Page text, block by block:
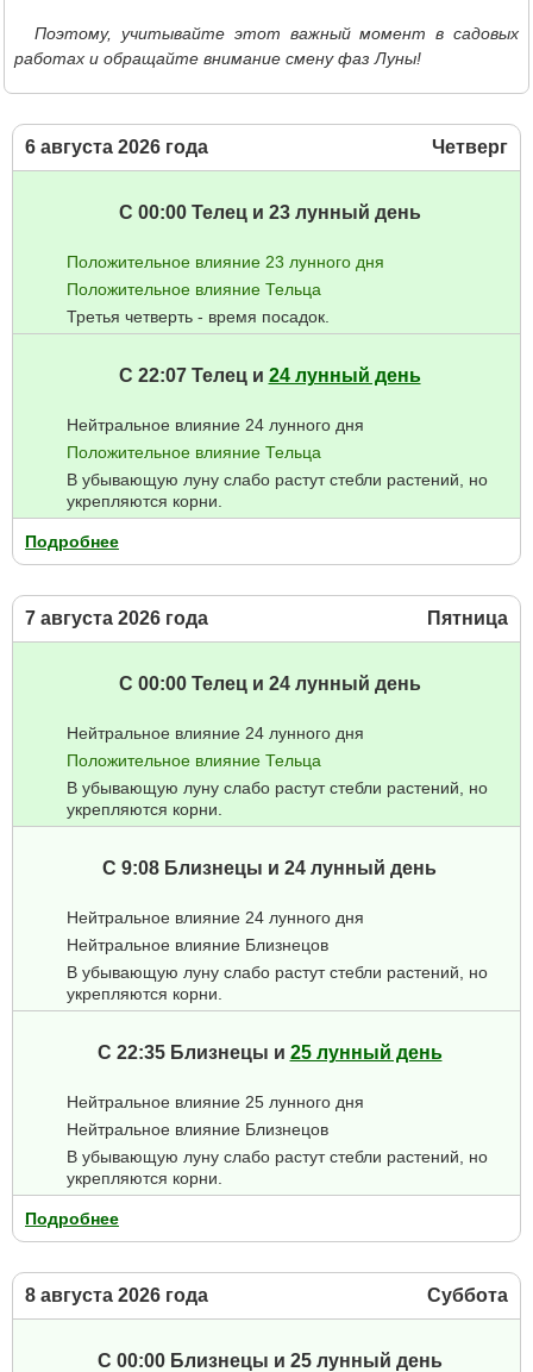
Поэтому, учитывайте этот важный момент в садовых
работах и обращайте внимание смену фаз Луны!
Четверг
6 августа 2026 года
С 00:00 Телец и 23 лунный день
Положительное влияние 23 лунного дня
Положительное влияние Тельца
Третья четверть - время посадок.
С 22:07 Телец и 24 лунный день
Нейтральное влияние 24 лунного дня
Положительное влияние Тельца
В убывающую луну слабо растут стебли растений, но
укрепляются корни.
Подробнее
Пятница
7 августа 2026 года
С 00:00 Телец и 24 лунный день
Нейтральное влияние 24 лунного дня
Положительное влияние Тельца
В убывающую луну слабо растут стебли растений, но
укрепляются корни.
С 9:08 Близнецы и 24 лунный день
Нейтральное влияние 24 лунного дня
Нейтральное влияние Близнецов
В убывающую луну слабо растут стебли растений, но
укрепляются корни.
С 22:35 Близнецы и 25 лунный день
Нейтральное влияние 25 лунного дня
Нейтральное влияние Близнецов
В убывающую луну слабо растут стебли растений, но
укрепляются корни.
Подробнее
Суббота
8 августа 2026 года
С 00:00 Близнецы и 25 лунный день